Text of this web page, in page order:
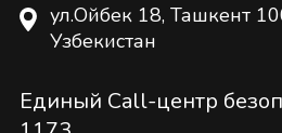
ул.Ойбек 18, Ташкент
Узбекистан
Единый Call-центр